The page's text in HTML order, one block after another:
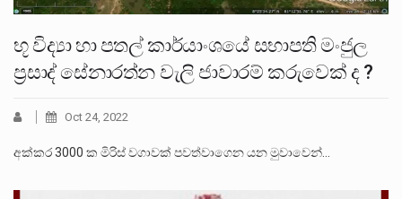
භූ විද්‍යා හා පතල් කාර්යාංශයේ සභාපති මංජුල
ප්‍රසාද් සේනාරත්න වැලි ජාවාරම් කරුවෙක් ද ?
Oct 24, 2022
අක්කර 3000 ක මිරිස් වගාවක් පවත්වාගෙන යන මුවාවෙන්…